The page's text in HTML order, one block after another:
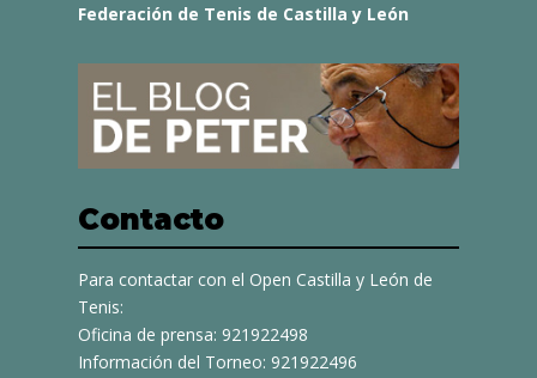
Federación de Tenis de Castilla y León
Contacto
Para contactar con el Open Castilla y León de
Tenis:
Oficina de prensa: 921922498
Información del Torneo: 921922496